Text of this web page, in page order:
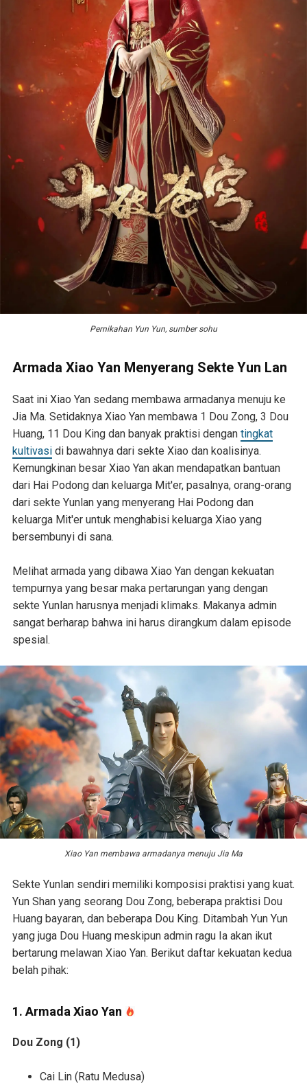
Pernikahan Yun Yun, sumber sohu
Armada Xiao Yan Menyerang Sekte Yun Lan
Saat ini Xiao Yan sedang membawa armadanya menuju ke
Jia Ma. Setidaknya Xiao Yan membawa 1 Dou Zong, 3 Dou
Huang, 11 Dou King dan banyak praktisi dengan tingkat
kultivasidi bawahnya dari sekte Xiao dan koalisinya.
Kemungkinan besar Xiao Yan akan mendapatkan bantuan
dari Hai Podong dan keluarga Mit'er, pasalnya, orang-orang
dari sekte Yunlan yang menyerang Hai Podong dan
keluarga Mit'er untuk menghabisi keluarga Xiao yang
bersembunyi di sana.
Melihat armada yang dibawa Xiao Yan dengan kekuatan
tempurnya yang besar maka pertarungan yang dengan
sekte Yunlan harusnya menjadi klimaks. Makanya admin
sangat berharap bahwa ini harus dirangkum dalam episode
spesial.
Xiao Yan membawa armadanya menuju Jia Ma
Sekte Yunlan sendiri memiliki komposisi praktisi yang kuat.
Yun Shan yang seorang Dou Zong, beberapa praktisi Dou
Huang bayaran, dan beberapa Dou King. Ditambah Yun Yun
yang juga Dou Huang meskipun admin ragu Ia akan ikut
bertarung melawan Xiao Yan. Berikut daftar kekuatan kedua
belah pihak:
1. Armada Xiao Yan
Dou Zong (1)
Cai Lin (Ratu Medusa)